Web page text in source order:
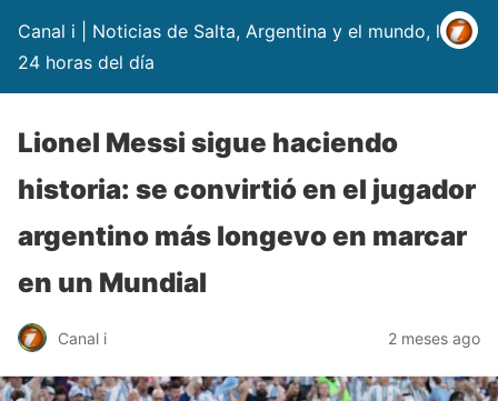
Canal i | Noticias de Salta, Argentina y el mundo, las
24 horas del día
Lionel Messi sigue haciendo
historia: se convirtió en el jugador
argentino más longevo en marcar
en un Mundial
Canal i 2 meses ago